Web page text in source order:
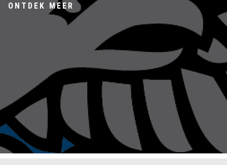
ONTDEK MEER